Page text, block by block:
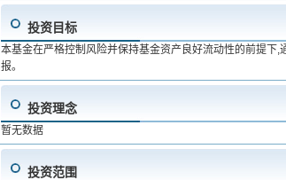
投资目标
本基金在严格控制风险并保持基金资产良好流动性的前提下
报。
投资理念
暂无数据
投资范围